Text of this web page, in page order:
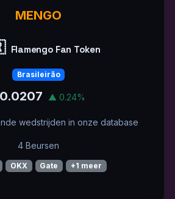
MENGO
Flamengo Fan Token
Brasileirão
▲ 0.24%
wedstrijden in onze database
4 Beursen
OKX Gate +1 meer